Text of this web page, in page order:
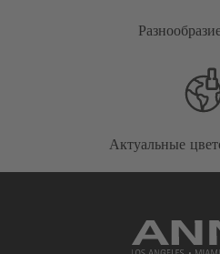
Актуальные